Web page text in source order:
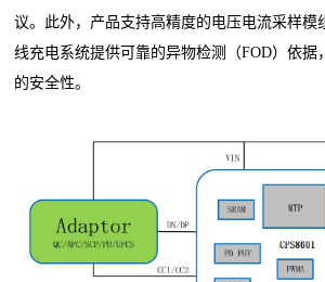
议。此外，产品支持高精度的电压电流采样模
线充电系统提供可靠的异物检测（FOD）依据
的安全性。